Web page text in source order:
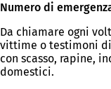
Numero di
Da chiamare ogni
vittime o testimoni
con scasso, rapine,
domestici.